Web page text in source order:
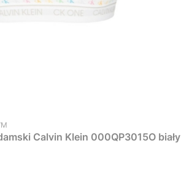
Calvin Klein 000QP3015O biały